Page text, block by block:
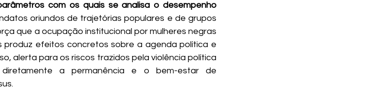
com os quais se analisa o desempenho
oriundos de trajetórias populares e de grupos
que a ocupação institucional por mulheres negras
produz efeitos concretos sobre a agenda política e
alerta para os riscos trazidos pela violência política
a permanência e o bem-estar de